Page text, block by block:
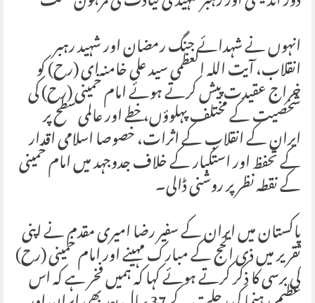
انہوں نے شہدائے جنگ رمضان اور شہید رہبر
انقلاب، آیت اللہ العظمی سید علی خامنہ‌ای (رح) کو
خراج عقیدت پیش کرتے ہوئے امام خمینی (رح) کی
شخصیت کے مختلف پہلوؤں، خطے اور عالمی سطح پر
ایران کے انقلاب کے اثرات، خصوصا اسلامی اقدار
کے تحفظ اور استکبار کے خلاف جدوجہد میں امام خمینی
کے نقطہ نظر پر روشنی ڈالی۔
پاکستان میں ایران کے سفیر رضا امیری مقدم نے اپنی
تقریر میں ذی الحج کے مبارک مہینے اور امام خمینی (رح)
کی برسی کا ذکر کرتے ہوئے کہا کہ ہمیں فخر ہے کہ اس